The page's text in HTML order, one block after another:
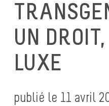
UN
LUXE
publié le 11 avril